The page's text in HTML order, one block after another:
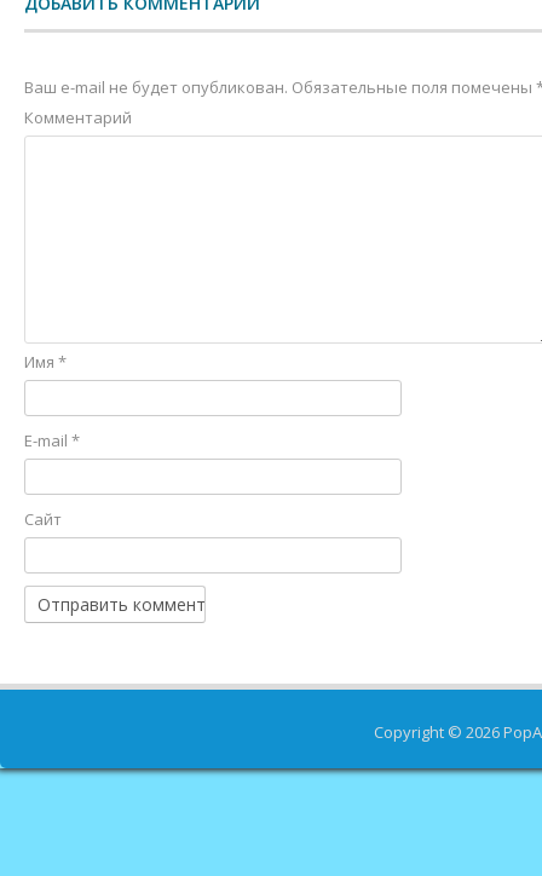
Ваш e-mail не будет опубликован. Обязательные поля помечены
Комментарий
Имя *
E-mail *
Сайт
Copyright © 2026